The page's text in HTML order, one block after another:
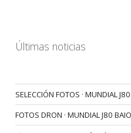
Últimas noticias
SELECCIÓN FOTOS · MUNDIAL
FOTOS DRON · MUNDIAL J80